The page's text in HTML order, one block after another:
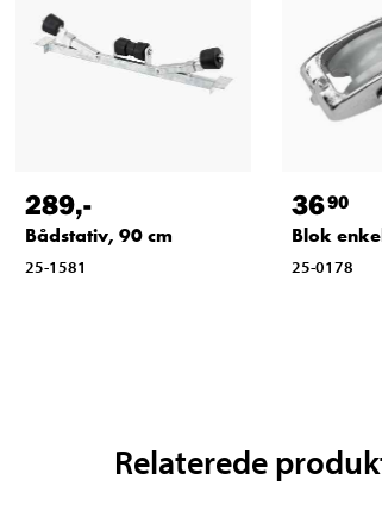
289,-
Bådstativ, 90 cm
25-1581
3690
Blok
25-0178
Relaterede